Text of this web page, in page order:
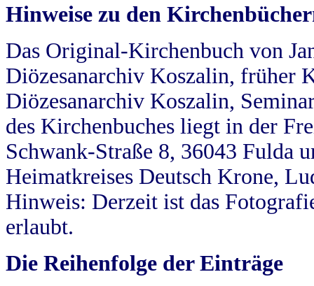
Hinweise zu den
Das Original-Kirchenbuch von
Diözesanarchiv Koszalin, früher
Diözesanarchiv Koszalin,
des Kirchenbuches liegt in der
Schwank-Straße 8, 36043 Fulda
Heimatkreises Deutsch Krone,
Hinweis: Derzeit ist das
erlaubt.
Die Reihenfolge der Einträge